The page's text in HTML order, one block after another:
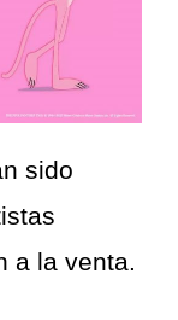
sido
a la venta.